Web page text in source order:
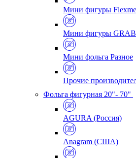
Мини фигуры
Мини фигуры
Мини фольга Разное
Прочие
Фольга фигурная 20"- 70"
AGURA (Россия)
Anagram (США)